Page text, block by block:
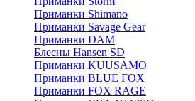
Приманки Shimano
Приманки Savage Gear
Приманки DAM
Блесны Hansen SD
Приманки KUUSAMO
Приманки BLUE FOX
Приманки FOX RAGE